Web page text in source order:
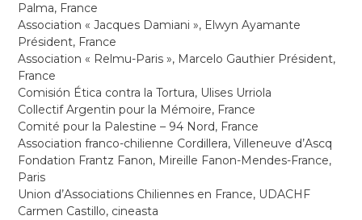
Palma, France
Association « Jacques Damiani », Elwyn Ayamante
Président, France
Association « Relmu-Paris », Marcelo Gauthier Président,
France
Comisión Ética contra la Tortura, Ulises Urriola
Collectif Argentin pour la Mémoire, France
Comité pour la Palestine – 94 Nord, France
Association franco-chilienne Cordillera, Villeneuve d’Ascq
Fondation Frantz Fanon, Mireille Fanon-Mendes-France,
Paris
Union d’Associations Chiliennes en France, UDACHF
Carmen Castillo, cineasta